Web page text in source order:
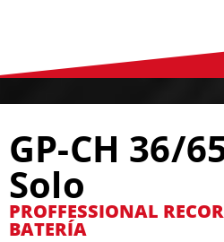
GP-CH 36/
Solo
PROFFESSIONAL
BATERÍA